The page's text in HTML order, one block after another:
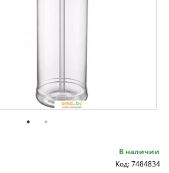
В наличии
Код: 7484834